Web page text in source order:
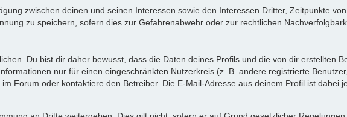
zwischen deinen und seinen Interessen sowie den Interessen Dritter, Zeitpunkte
zu speichern, sofern dies zur Gefahrenabwehr oder zur rechtlichen
Du bist dir daher bewusst, dass die Daten deines Profils und die von dir erstellten
nur für einen eingeschränkten Nutzerkreis (z. B. andere registrierte
Forum oder kontaktiere den Betreiber. Die E-Mail-Adresse aus deinem Profil ist dabei